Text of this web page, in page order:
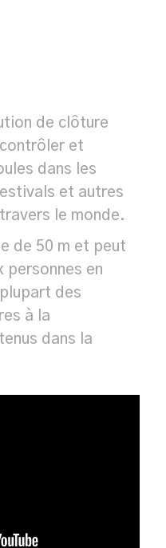
de clôture
et
dans les
et autres
le monde.
de 50 m et peut
personnes en
des
à la
dans la